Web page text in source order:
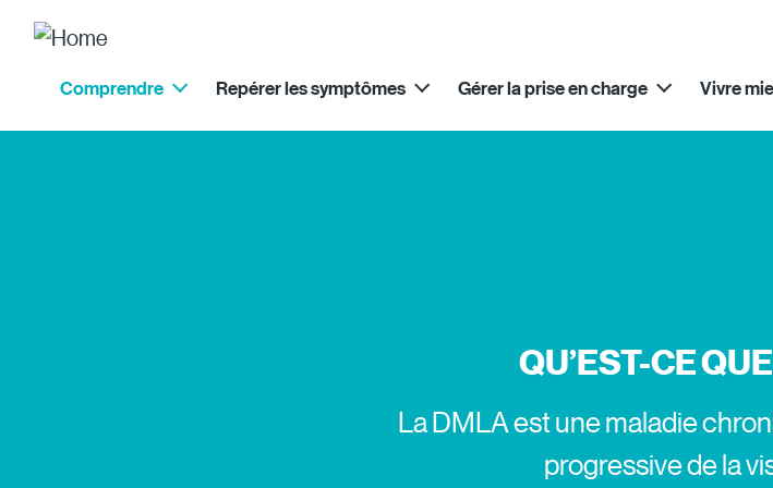
Site Logo
Comprendre Repérer les symptômes Gérer la prise en charge Vivre
QU’EST-CE
La DMLA est une maladie
progressive de la